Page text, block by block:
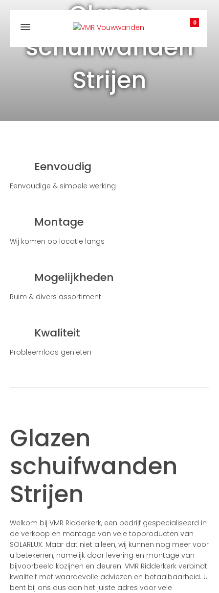
0
Glazen
schuifwanden
Strijen
Eenvoudig
Eenvoudige & simpele werking
Montage
Wij komen op locatie langs
Mogelijkheden
Ruim & divers assortiment
Kwaliteit
Probleemloos genieten
Glazen
schuifwanden
Strijen
Welkom bij VMR Ridderkerk, een bedrijf gespecialiseerd in
de verkoop en montage van vele topproducten van
SOLARLUX. Maar dat niet alleen, wij kunnen nog meer voor
u betekenen, namelijk door levering en montage van
bijvoorbeeld kozijnen en deuren. VMR Ridderkerk verbindt
kwaliteit met waardevolle adviezen en betaalbaarheid. U
bent bij ons dus aan het juiste adres voor vele